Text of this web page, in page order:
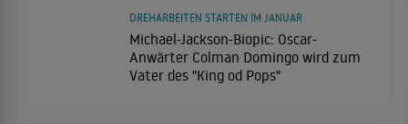
Michael-Jackson-Biopic: Oscar-
Anwärter Colman Domingo wird zum
Vater des "King od Pops"
DREHARBEITEN STARTEN IM JANUAR